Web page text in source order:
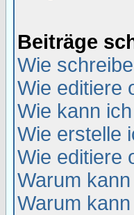
Beiträge
Wie
Wie editiere
Wie kann
Wie erstelle
Wie editiere
Warum
Warum